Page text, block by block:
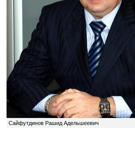
Сайфутдинов Рашид Адельшеевич